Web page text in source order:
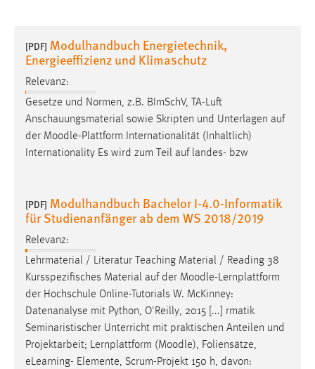
[PDF] Modulhandbuch Energietechnik,
Energieeffizienz und Klimaschutz
Relevanz:
Gesetze und Normen, z.B. BImSchV, TA-Luft
Anschauungsmaterial sowie Skripten und Unterlagen auf
der Moodle-Plattform Internationalität (Inhaltlich)
Internationality Es wird zum Teil auf landes- bzw
[PDF] Modulhandbuch Bachelor I-4.0-Informatik
für Studienanfänger ab dem WS 2018/2019
Relevanz:
Lehrmaterial / Literatur Teaching Material / Reading 38
Kursspezifisches Material auf der Moodle-Lernplattform
der Hochschule Online-Tutorials W. McKinney:
Datenanalyse mit Python, O'Reilly, 2015 [...] rmatik
Seminaristischer Unterricht mit praktischen Anteilen und
Projektarbeit; Lernplattform (Moodle), Foliensätze,
eLearning- Elemente, Scrum-Projekt 150 h, davon:
Performance
Name:
staticfilecache
Zweck:
Für performante Seitenauslieferung wird in diesem Cookie
Sprachpräferenz
Name:
site-language-preference
Zweck:
Das Cookie speichert die gewählte Sprache der Website.
Cookie Laufzeit: